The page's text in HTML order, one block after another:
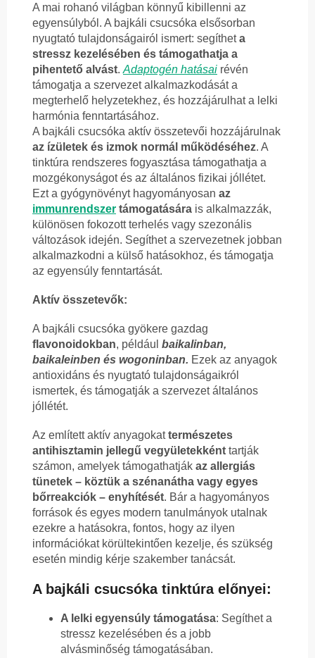
A mai rohanó világban könnyű kibillenni az
egyensúlyból. A bajkáli csucsóka elsősorban
nyugtató tulajdonságairól ismert: segítheta
stressz kezelésében és támogathatja a
pihentető alvást. Adaptogén hatásai révén
támogatja a szervezet alkalmazkodását a
megterhelő helyzetekhez, és hozzájárulhat a lelki
harmónia fenntartásához.
A bajkáli csucsóka aktív összetevői hozzájárulnak
az ízületek és izmok normál működéséhez. A
tinktúra rendszeres fogyasztása támogathatja a
mozgékonyságot és az általános fizikai jóllétet.
Ezt a gyógynövényt hagyományosan az
immunrendszer támogatására is alkalmazzák,
különösen fokozott terhelés vagy szezonális
változások idején. Segíthet a szervezetnek jobban
alkalmazkodni a külső hatásokhoz, és támogatja
az egyensúly fenntartását.
Aktív összetevők:
A bajkáli csucsóka gyökere gazdag
flavonoidokban, például baikalinban,
baikaleinben és wogoninban. Ezek az anyagok
antioxidáns és nyugtató tulajdonságaikról
ismertek, és támogatják a szervezet általános
jóllétét.
Az említett aktív anyagokattermészetes
antihisztamin jellegű vegyületekként tartják
számon, amelyek támogathatják az allergiás
tünetek – köztük a szénanátha vagy egyes
bőrreakciók – enyhítését. Bár a hagyományos
források és egyes modern tanulmányok utalnak
ezekre a hatásokra, fontos, hogy az ilyen
információkat körültekintően kezelje, és szükség
esetén mindig kérje szakember tanácsát.
A bajkáli csucsóka tinktúra előnyei:
A lelki egyensúly támogatása: Segíthet a
stressz kezelésében és a jobb
alvásminőség támogatásában.